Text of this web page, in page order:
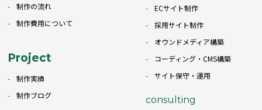
制作の流れ
制作費用について
Project
制作実績
制作ブログ
ECサイト制作
採用サイト制作
オウンドメディア構築
コーディング・CMS構築
サイト保守・運用
consulting